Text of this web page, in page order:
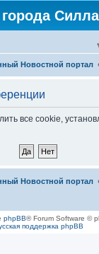
Новостной портал
все cookie,
Новостной портал
phpBB® Forum Software ©
поддержка phpBB